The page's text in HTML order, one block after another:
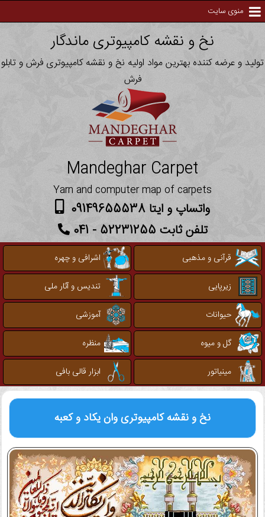
منوی سایت
نخ و نقشه کامپیوتری ماندگار
تولید و عرضه کننده بهترین مواد اولیه نخ و نقشه کامپیوتری فرش و تابلو
فرش
Mandeghar Carpet
Yarn and computer map of carpets
واتساپ و ایتا 09149655538
تلفن ثابت 52231255 - 041
قرآنی و مذهبی
اشرافی و چهره
زیرپایی
تندیس و آثار ملی
حیوانات
آموزشی
گل و میوه
منظره
مینیاتور
ابزار قالی بافی
نخ و نقشه کامپیوتریوان یکاد و کعبه